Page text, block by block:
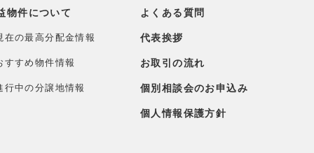
物件について
在の最高分配金情報
すすめ物件情報
行中の分譲地情報
よくある質問
代表挨拶
お取引の流れ
個別相談会のお申込み
個人情報保護方針